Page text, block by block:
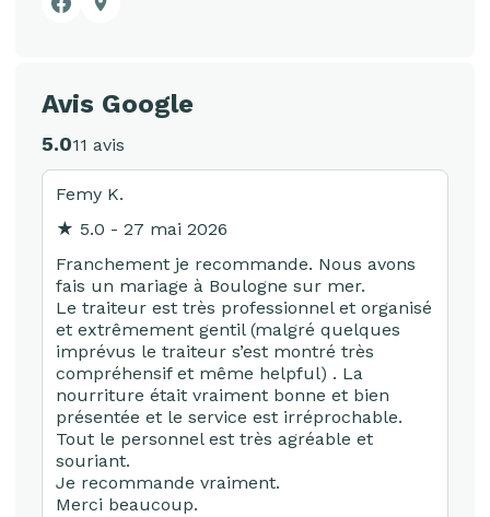
FacebookGoogle Business Profile
Avis Google
5.011 avis
Femy K.
★ 5.0 - 27 mai 2026
Franchement je recommande. Nous avons
fais un mariage à Boulogne sur mer.
Le traiteur est très professionnel et organisé
et extrêmement gentil (malgré quelques
imprévus le traiteur s’est montré très
compréhensif et même helpful) . La
nourriture était vraiment bonne et bien
présentée et le service est irréprochable.
Tout le personnel est très agréable et
souriant.
Je recommande vraiment.
Merci beaucoup.